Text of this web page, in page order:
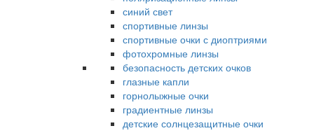
синий свет
спортивные линзы
спортивные очки с диоптриями
фотохромные линзы
безопасность детских очков
глазные капли
горнолыжные очки
градиентные линзы
детские солнцезащитные очки